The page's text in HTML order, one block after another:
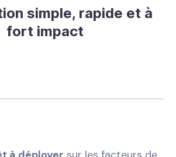
simple, rapide et à
fort impact